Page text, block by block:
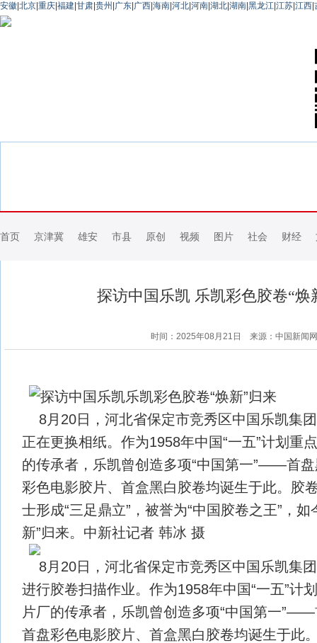
安徽 北京 重庆 福建 甘肃 贵州 广东 广西 海南 河北 河南 湖北 湖南 黑龙江 江苏 江西
首页 京津冀 雄安 市县 原创 视频 图片 社会 财经
探访中国乐凯 乐凯彩色胶卷“焕
时间：2025年08月21日 来源：中国新闻网
8月20日，河北省保定市竞秀区中国乐凯集
正在更换相纸。作为1958年中国“一五”计划重
的传承者，乐凯曾创造多项“中国第一”——首
彩色电影胶片、首盒黑白胶卷均诞生于此。胶
士形成“三足鼎立”，被誉为“中国胶卷之王”，如
新”归来。中新社记者 韩冰 摄
8月20日，河北省保定市竞秀区中国乐凯集
进行胶卷扫描作业。作为1958年中国“一五”计
片厂的传承者，乐凯曾创造多项“中国第一
首盘彩色电影胶片、首盒黑白胶卷均诞生于此